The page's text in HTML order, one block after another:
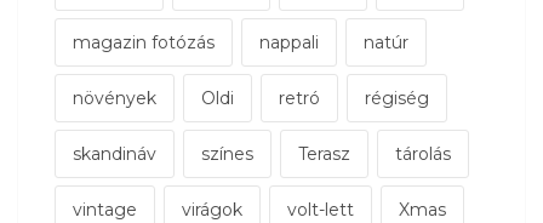
magazin fotózás nappali natúr
növények Oldi retró régiség
skandináv színes Terasz tárolás
vintage virágok volt-lett Xmas